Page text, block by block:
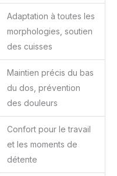
Adaptation à toutes les
morphologies, soutien
des cuisses
Maintien précis du bas
du dos, prévention
des douleurs
Confort pour le travail
et les moments de
détente